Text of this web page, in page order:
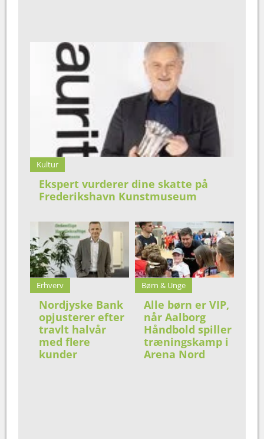
Kultur
Ekspert vurderer dine skatte på
Frederikshavn Kunstmuseum
Erhverv
Nordjyske Bank
opjusterer efter
travlt halvår
med flere
kunder
Børn & Unge
Alle børn er VIP,
når Aalborg
Håndbold spiller
træningskamp i
Arena Nord